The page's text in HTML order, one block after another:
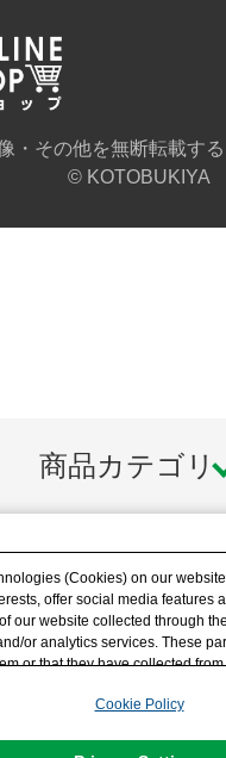
・その他を無断転載す
© KOTOBUKIYA
商品カテゴリ
(Cookies) on our
offer social media features
our website collected through
or analytics services. These
or that they have collected
Necessary Cookies, please
Cookie Policy